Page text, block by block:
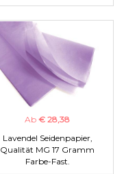
Ab € 28,38
Lavendel Seidenpapier,
Qualität MG 17 Gramm
Farbe-Fast.